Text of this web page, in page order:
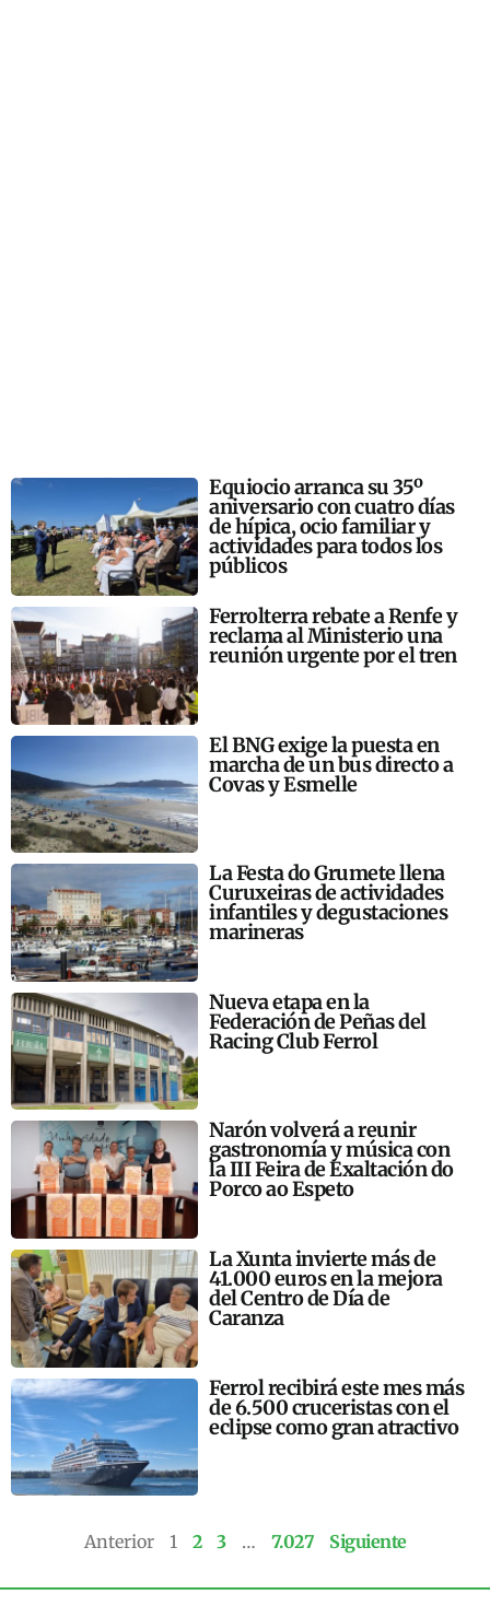
Equiocio arranca su 35º
aniversario con cuatro días
de hípica, ocio familiar y
actividades para todos los
públicos
Ferrolterra rebate a Renfe y
reclama al Ministerio una
reunión urgente por el tren
El BNG exige la puesta en
marcha de un bus directo a
Covas y Esmelle
La Festa do Grumete llena
Curuxeiras de actividades
infantiles y degustaciones
marineras
Nueva etapa en la
Federación de Peñas del
Racing Club Ferrol
Narón volverá a reunir
gastronomía y música con
la III Feira de Exaltación do
Porco ao Espeto
La Xunta invierte más de
41.000 euros en la mejora
del Centro de Día de
Caranza
Ferrol recibirá este mes más
de 6.500 cruceristas con el
eclipse como gran atractivo
Anterior 1 2 3 … 7.027 Siguiente